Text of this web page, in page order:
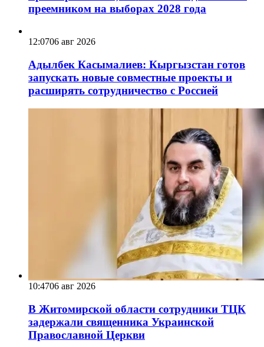
преемником на выборах 2028 года
12:0706 авг 2026
Адылбек Касымалиев: Кыргызстан готов
запускать новые совместные проекты и
расширять сотрудничество с Россией
10:4706 авг 2026
В Житомирской области сотрудники ТЦК
задержали священника Украинской
Православной Церкви